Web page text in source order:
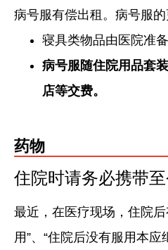
病号服有偿出租。病号服的
寝具类物品由医院准备
病号服随住院用品套
店等交费。
药物
住院时请务必携带
最近，在医疗现场，住院
用”、“住院后没有服用本